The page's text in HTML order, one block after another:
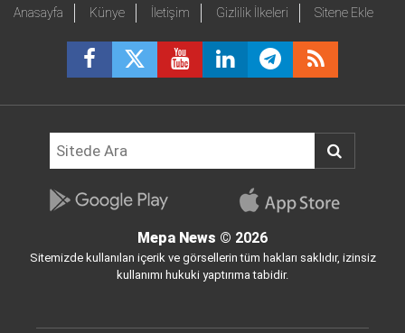
Anasayfa Künye İletişim Gizlilik İlkeleri Sitene Ekle
Mepa News © 2026
Sitemizde kullanılan içerik ve görsellerin tüm hakları saklıdır, izinsiz
kullanımı hukuki yaptırıma tabidir.